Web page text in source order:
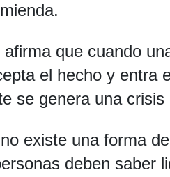
afirma que cuando
el hecho y entra
se genera una crisis
existe una forma
deben saber